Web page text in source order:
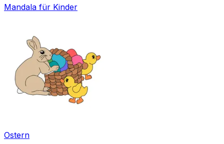
Mandala für Kinder
Ostern